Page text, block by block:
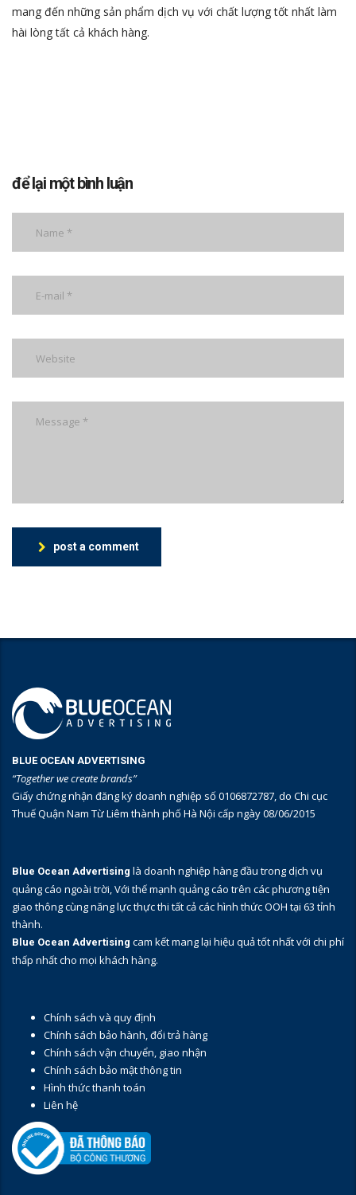
mang đến những sản phẩm dịch vụ với chất lượng tốt nhất làm
hài lòng tất cả khách hàng.
để lại một bình luận
post a comment
BLUE OCEAN ADVERTISING
“Together we create brands”
Giấy chứng nhận đăng ký doanh nghiệp số 0106872787, do Chi cục
Thuế Quận Nam Từ Liêm thành phố Hà Nội cấp ngày 08/06/2015
Blue Ocean Advertising là doanh nghiệp hàng đầu trong dịch vụ
quảng cáo ngoài trời, Với thế mạnh quảng cáo trên các phương tiện
giao thông cùng năng lực thực thi tất cả các hình thức OOH tại 63 tỉnh
thành.
Blue Ocean Advertising cam kết mang lại hiệu quả tốt nhất với chi phí
thấp nhất cho mọi khách hàng.
Chính sách và quy định
Chính sách bảo hành, đổi trả hàng
Chính sách vận chuyển, giao nhận
Chính sách bảo mật thông tin
Hình thức thanh toán
Liên hệ